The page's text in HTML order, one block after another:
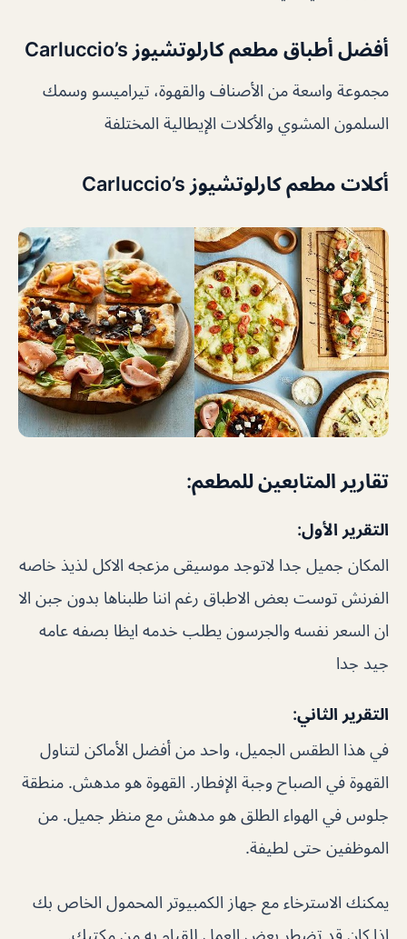
أفضل أطباق مطعم كارلوتشيوز Carluccio’s
مجموعة واسعة من الأصناف والقهوة، تيراميسو وسمك
السلمون المشوي والأكلات الإيطالية المختلفة
أكلات مطعم كارلوتشيوز Carluccio’s
تقارير المتابعين للمطعم:
التقرير الأول:
المكان جميل جدا لاتوجد موسيقى مزعجه الاكل لذيذ خاصه
الفرنش توست بعض الاطباق رغم اننا طلبناها بدون جبن الا
ان السعر نفسه والجرسون يطلب خدمه ايظا بصفه عامه
جيد جدا
التقرير الثاني:
في هذا الطقس الجميل، واحد من أفضل الأماكن لتناول
القهوة في الصباح وجبة الإفطار. القهوة هو مدهش. منطقة
جلوس في الهواء الطلق هو مدهش مع منظر جميل. من
الموظفين حتى لطيفة.
يمكنك الاسترخاء مع جهاز الكمبيوتر المحمول الخاص بك
إذا كان قد تضطر بعض العمل للقيام به من مكتبك.